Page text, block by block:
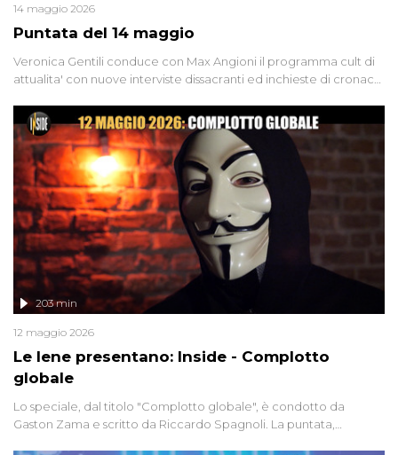
Puntata del 14 maggio
14 maggio 2026
Veronica Gentili conduce con Max Angioni il programma cult di
attualita' con nuove interviste dissacranti ed inchieste di cronaca
Le Iene presentano: Inside - Complotto
globale
203 min
12 maggio 2026
Lo speciale, dal titolo "Complotto globale", è condotto da
Gaston Zama e scritto da Riccardo Spagnoli. La puntata,